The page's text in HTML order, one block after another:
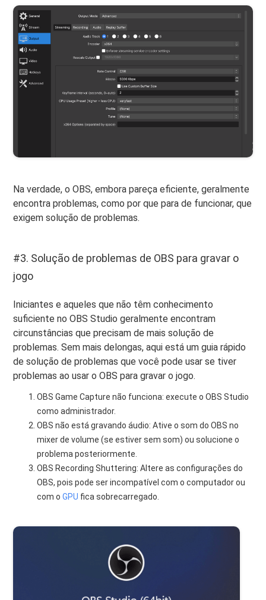
Na verdade, o OBS, embora pareça eficiente, geralmente
encontra problemas, como por que para de funcionar, que
exigem solução de problemas.
#3. Solução de problemas de OBS para gravar o
jogo
Iniciantes e aqueles que não têm conhecimento
suficiente no OBS Studio geralmente encontram
circunstâncias que precisam de mais solução de
problemas. Sem mais delongas, aqui está um guia rápido
de solução de problemas que você pode usar se tiver
problemas ao usar o OBS para gravar o jogo.
OBS Game Capture não funciona: execute o OBS Studio
como administrador.
OBS não está gravando áudio: Ative o som do OBS no
mixer de volume (se estiver sem som) ou solucione o
problema posteriormente.
OBS Recording Shuttering: Altere as configurações do
OBS, pois pode ser incompatível com o computador ou
com oGPU fica sobrecarregado.